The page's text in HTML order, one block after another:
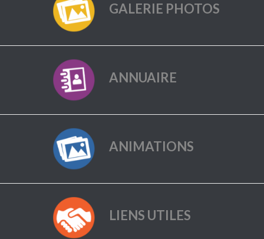
GALERIE PHOTOS
ANNUAIRE
ANIMATIONS
LIENS UTILES